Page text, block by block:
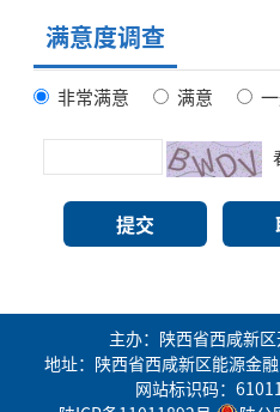
满意度调查
非常满意 满意
主办：陕西省西咸新
地址：陕西省西咸新区能源金
网站标识码：